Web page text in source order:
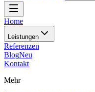
Home
Leistungen
Referenzen
BlogNeu
Kontakt
Mehr